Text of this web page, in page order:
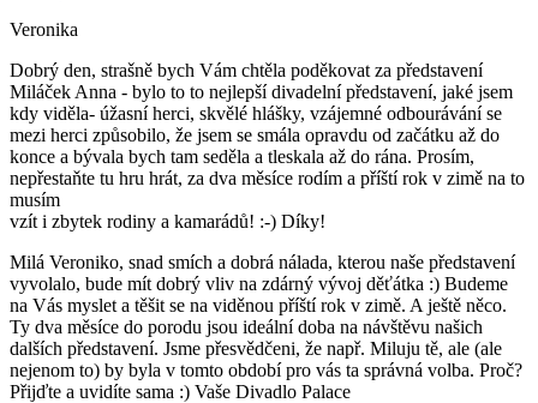
Veronika
Dobrý den, strašně bych Vám chtěla poděkovat za představení
Miláček Anna - bylo to to nejlepší divadelní představení, jaké jsem
kdy viděla- úžasní herci, skvělé hlášky, vzájemné odbourávání se
mezi herci způsobilo, že jsem se smála opravdu od začátku až do
konce a bývala bych tam seděla a tleskala až do rána. Prosím,
nepřestaňte tu hru hrát, za dva měsíce rodím a příští rok v zimě na to
musím
vzít i zbytek rodiny a kamarádů! :-) Díky!
Milá Veroniko, snad smích a dobrá nálada, kterou naše představení
vyvolalo, bude mít dobrý vliv na zdárný vývoj děťátka :) Budeme
na Vás myslet a těšit se na viděnou příští rok v zimě. A ještě něco.
Ty dva měsíce do porodu jsou ideální doba na návštěvu našich
dalších představení. Jsme přesvědčeni, že např. Miluju tě, ale (ale
nejenom to) by byla v tomto období pro vás ta správná volba. Proč?
Přijďte a uvidíte sama :) Vaše Divadlo Palace